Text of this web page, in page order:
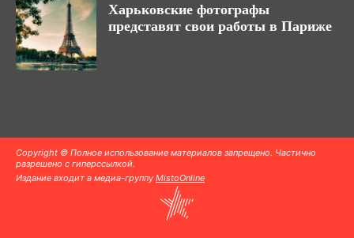
Харьковские фотографы
представят свои работы в Париже
Copyright © Полное использование материалов запрещено. Частично
разрешено с гиперссылкой.
Издание входит в медиа-группу MistoOnline